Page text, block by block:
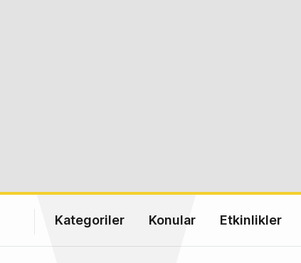
Kategoriler Konular Etkinlikler